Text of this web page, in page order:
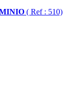
( Ref : 510)